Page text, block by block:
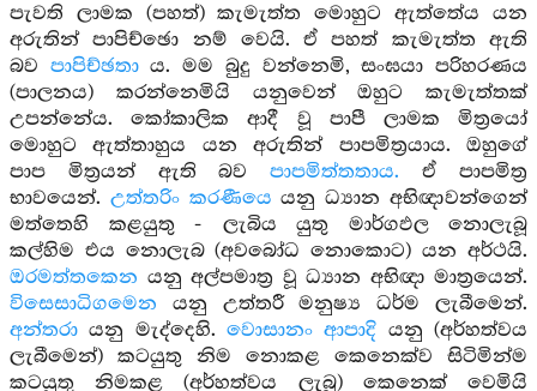
පැවති ලාමක (පහත්) කැමැත්ත මොහුට ඇත්තේය යන
අරුතින් පාපිච්ඡො නම් වෙයි. ඒ පහත් කැමැත්ත ඇති
බව පාපිච්ඡතාය. මම බුදු වන්නෙමි, සංඝයා පරිහරණය
(පාලනය) කරන්නෙමියි යනුවෙන් ඔහුට කැමැත්තක්
උපන්නේය. කෝකාලික ආදී වූ පාපී ලාමක මිත්‍රයෝ
මොහුට ඇත්තාහුය යන අරුතින් පාපමිත්‍රයාය. ඔහුගේ
පාප මිත්‍රයන් ඇති බවපාපමිත්තතාය. ඒ පාපමිත්‍ර
භාවයෙන්. උත්තරිං කරණීයෙයනු ධ්‍යාන අභිඥාවන්ගෙන්
මත්තෙහි කළයුතු - ලැබිය යුතු මාර්ගඵල නොලැබූ
කල්හිම එය නොලැබ (අවබෝධ නොකොට) යන අර්ථයි.
ඔරමත්තකෙන යනු අල්පමාත්‍ර වූ ධ්‍යාන අභිඥා මාත්‍රයෙන්.
විසෙසාධිගමෙන යනු උත්තරී මනුෂ්‍ය ධර්ම ලැබීමෙන්.
අන්තරායනු මැද්දෙහි.වොසානං ආපාදි යනු (අර්හත්වය
ලැබීමෙන්) කටයුතු නිම නොකළ කෙනෙක්ව සිටිමින්ම
කටයුතු නිමකළ (අර්හත්වය ලැබූ) කෙනෙක් වෙමියි